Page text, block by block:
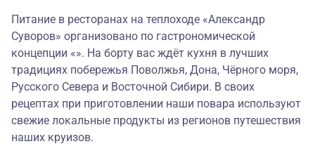
Питание в ресторанах на теплоходе «Александр
Суворов» организовано по гастрономической
концепции «». На борту вас ждёт кухня в лучших
традициях побережья Поволжья, Дона, Чёрного моря,
Русского Севера и Восточной Сибири. В своих
рецептах при приготовлении наши повара используют
свежие локальные продукты из регионов путешествия
наших круизов.